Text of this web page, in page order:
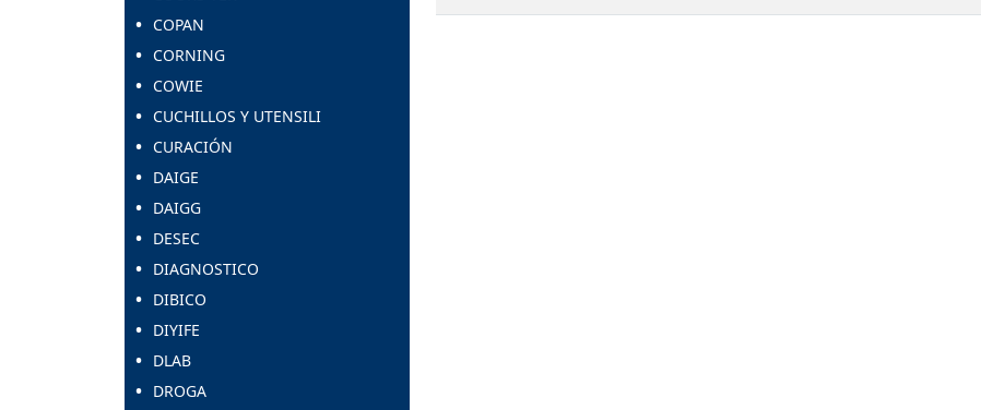
COPAN
CORNING
COWIE
CUCHILLOS Y UTENSILI
CURACIÓN
DAIGE
DAIGG
DESEC
DIAGNOSTICO
DIBICO
DIYIFE
DLAB
DROGA